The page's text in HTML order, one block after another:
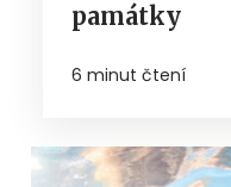
památky
6 minut čtení